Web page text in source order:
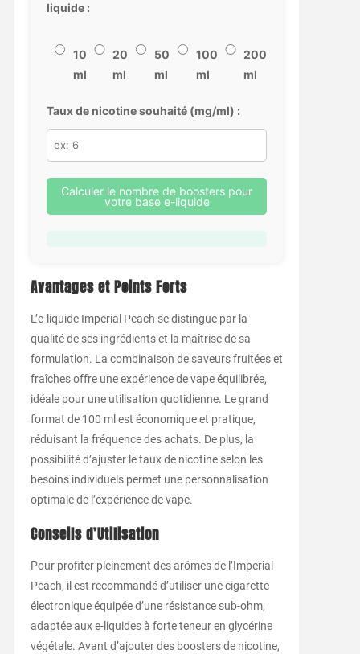
liquide :
10
ml
20
ml
50
ml
100
ml
200
ml
Taux de nicotine souhaité (mg/ml) :
Calculer le nombre de boosters pour
votre base e-liquide
Avantages et Points Forts
L’e-liquide Imperial Peach se distingue par la
qualité de ses ingrédients et la maîtrise de sa
formulation. La combinaison de saveurs fruitées et
fraîches offre une expérience de vape équilibrée,
idéale pour une utilisation quotidienne. Le grand
format de 100 ml est économique et pratique,
réduisant la fréquence des achats. De plus, la
possibilité d’ajuster le taux de nicotine selon les
besoins individuels permet une personnalisation
optimale de l’expérience de vape.
Conseils d’Utilisation
Pour profiter pleinement des arômes de l’Imperial
Peach, il est recommandé d’utiliser une cigarette
électronique équipée d’une résistance sub-ohm,
adaptée aux e-liquides à forte teneur en glycérine
végétale. Avant d’ajouter des boosters de nicotine,